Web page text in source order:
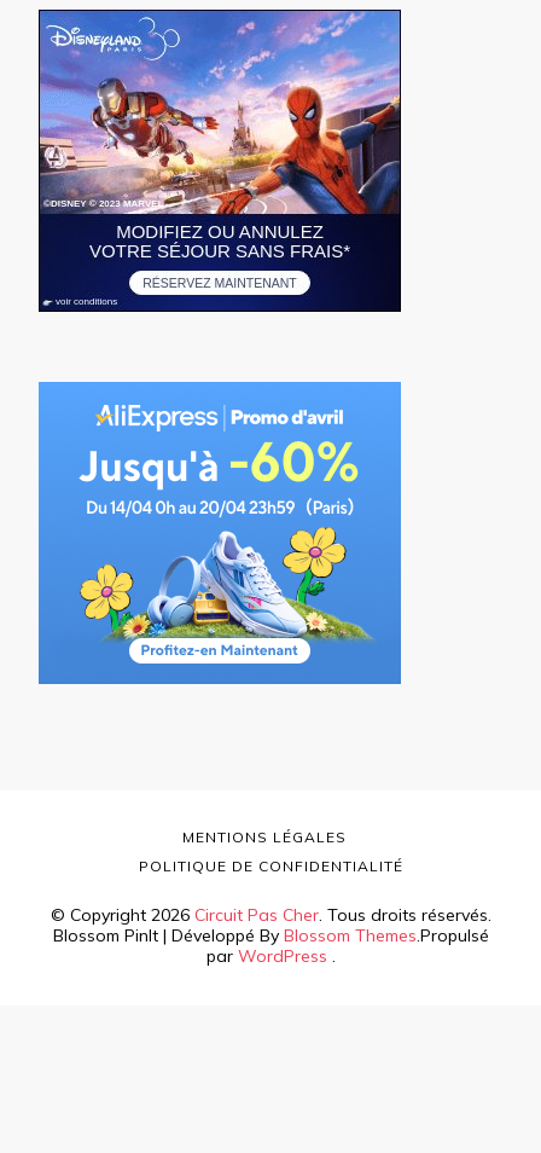
© Copyright 2026 Circuit Pas Cher. Tous droits réservés.
Blossom PinIt | Développé By Blossom Themes.Propulsé
par WordPress .
MENTIONS LÉGALES
POLITIQUE DE CONFIDENTIALITÉ